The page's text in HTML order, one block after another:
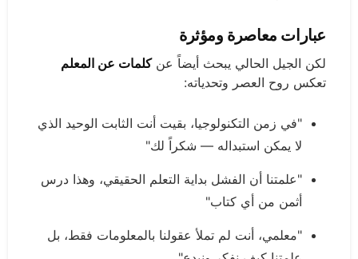
عبارات معاصرة ومؤثرة
لكن الجيل الحالي يبحث أيضاً عنكلمات عن المعلم
تعكس روح العصر وتحدياته:
"في زمن التكنولوجيا، بقيت أنت الثابت الوحيد الذي
لا يمكن استبداله — شكراً لك"
"علمتنا أن الفشل بداية التعلم الحقيقي، وهذا درس
أثمن من أي كتاب"
"معلمي، أنت لم تملأ عقولنا بالمعلومات فقط، بل